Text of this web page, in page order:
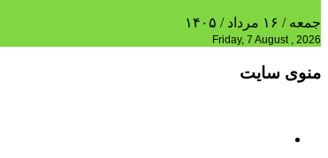
جمعه / ۱۶ مرداد / ۱۴۰۵
Friday, 7 August , 2026
منوی سایت